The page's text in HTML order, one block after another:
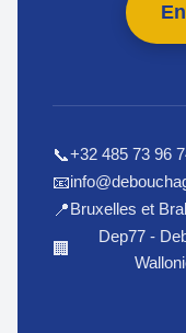
📞+32 485 73 96
📧
📍Bruxelles et
🏢
Dep77 -